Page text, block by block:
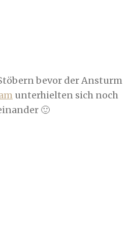
bevor der Ansturm
unterhielten sich noch
🙂